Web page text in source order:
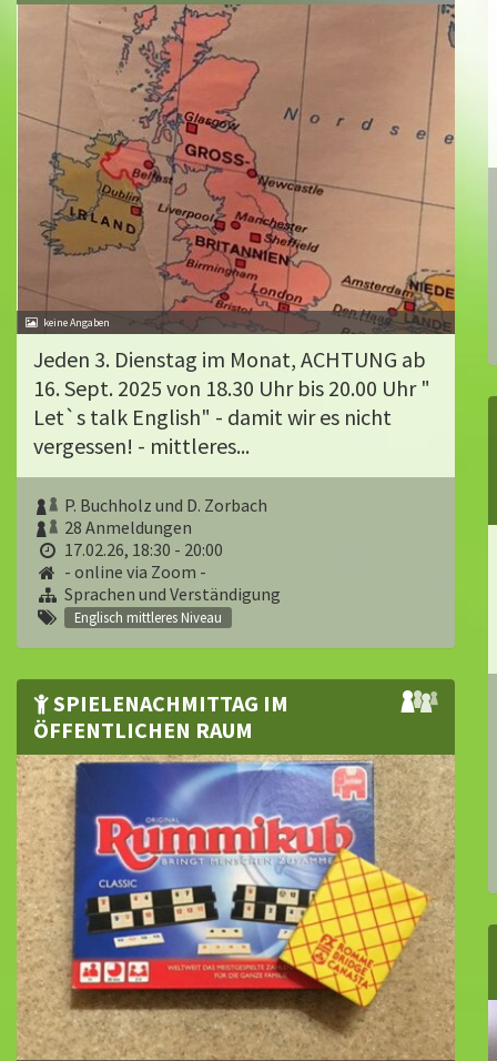
Jeden 3. Dienstag im Monat, ACHTUNG ab
16. Sept. 2025 von 18.30 Uhr bis 20.00 Uhr "
Let`s talk English" - damit wir es nicht
vergessen! - mittleres...
P. Buchholz und D. Zorbach
28 Anmeldungen
17.02.26, 18:30 - 20:00
- online via Zoom -
Sprachen und Verständigung
Englisch mittleres Niveau
SPIELENACHMITTAG IM
ÖFFENTLICHEN RAUM